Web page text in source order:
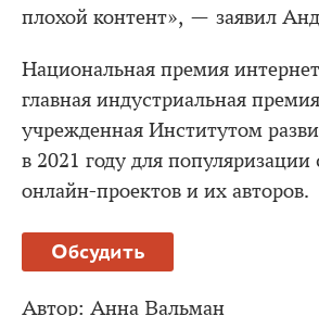
плохой контент», — заявил
Национальная премия
главная индустриальная
учрежденная Институтом
в 2021 году для популяризации
онлайн-проектов и их авторов.
Обсудить
Автор: Анна Вальман